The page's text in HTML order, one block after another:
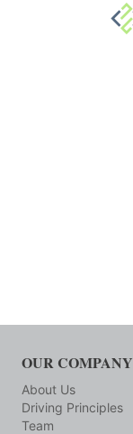
OUR COMPANY
About Us
Driving Principles
Team